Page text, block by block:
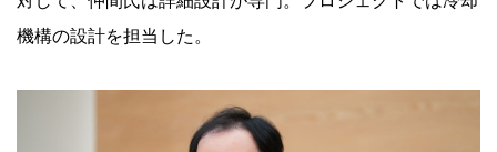
機構の設計を担当した。